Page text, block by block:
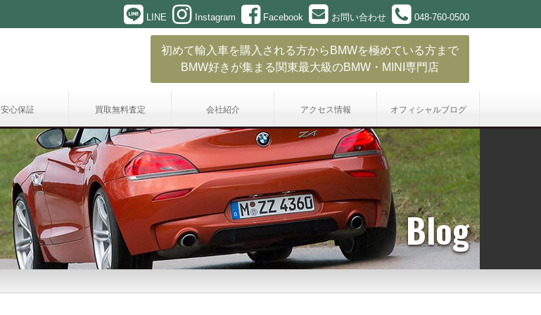
LINE Instagram Facebook お問い合わせ 048-760-0500
初めて輸入車を購入される方からBMWを極めている方まで
BMW好きが集まる関東最大級のBMW・MINI専門店
安心保証 買取無料査定 会社紹介 アクセス情報 オフィシャルブログ
Blog